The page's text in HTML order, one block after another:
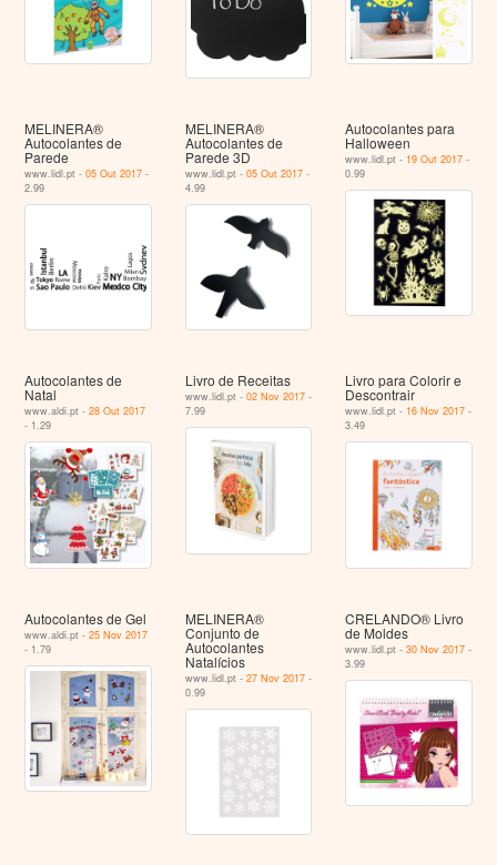
MELINERA®
Autocolantes de
Parede
www.lidl.pt -05 Out 2017 -
2.99
MELINERA®
Autocolantes de
Parede 3D
www.lidl.pt - 05 Out 2017-
4.99
Autocolantes para
Halloween
www.lidl.pt - 19 Out 2017 -
0.99
Autocolantes de
Natal
www.aldi.pt -28 Out 2017
- 1.29
Livro de Receitas
www.lidl.pt - 02 Nov 2017-
7.99
Livro para Colorir e
Descontrair
www.lidl.pt - 16 Nov 2017 -
3.49
Autocolantes de Gel
www.aldi.pt -25 Nov 2017
- 1.79
MELINERA®
Conjunto de
Autocolantes
Natalícios
www.lidl.pt - 27 Nov 2017-
0.99
CRELANDO® Livro
de Moldes
www.lidl.pt -30 Nov 2017 -
3.99